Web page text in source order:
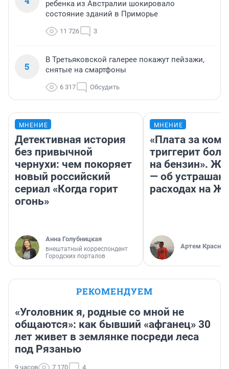
ребенка из Австралии шокировало
состояние зданий в Приморье
11 726 3
5
В Третьяковской галерее покажут пейзажи,
снятые на смартфоны
6 317 Обсудить
МНЕНИЕ
Детективная история
без привычной
чернухи: чем покоряет
новый российский
сериал «Когда горит
огонь»
Анна Голубницкая
внештатный корреспондент
Городских порталов
МНЕНИЕ
«Плата за
триггерит
на бензин».
— об
расходах на
Артем Краснов
РЕКОМЕНДУЕМ
«Уголовник я, родные со мной не
общаются»: как бывший «афганец» 30
лет живет в землянке посреди леса
под Рязанью
9 часов 7 170 4